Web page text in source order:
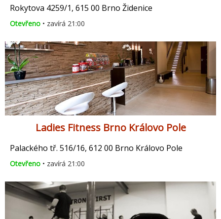
Rokytova 4259/1, 615 00 Brno Židenice
Otevřeno • zavírá 21:00
Ladies Fitness Brno Královo Pole
Palackého tř. 516/16, 612 00 Brno Královo Pole
Otevřeno • zavírá 21:00